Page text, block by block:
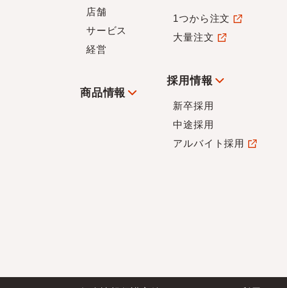
店舗
サービス
経営
商品情報
1つから注文
大量注文
採用情報
新卒採用
中途採用
アルバイト採用